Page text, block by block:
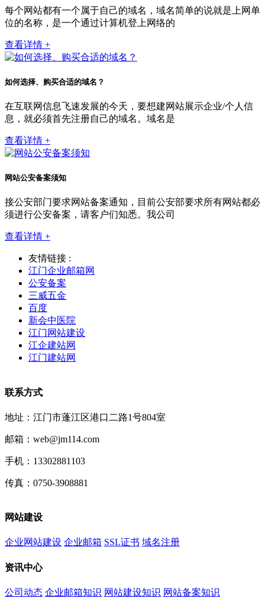
每个网站都有一个属于自己的域名，域名简单的说就是上网单
位的名称，是一个通过计算机登上网络的
查看详情 +
如何选择、购买合适的域名？
在互联网信息飞速发展的今天，要想建网站展示企业/个人信
息，就必须首先注册自己的域名。域名是
查看详情 +
网站公安备案须知
接公安部门要求网站备案通知，目前公安部要求所有网站都必
须进行公安备案，请客户们知悉。我公司
查看详情 +
友情链接 :
江门企业邮箱网
公安备案
三威五金
百度
新会中医院
江门网站建设
江企建站网
江门建站网
联系方式
地址：江门市蓬江区港口二路1号804室
邮箱：web@jm114.com
手机：13302881103
传真：0750-3908881
网站建设
企业网站建设 企业邮箱 SSL证书 域名注册
资讯中心
公司动态 企业邮箱知识 网站建设知识 网站备案知识